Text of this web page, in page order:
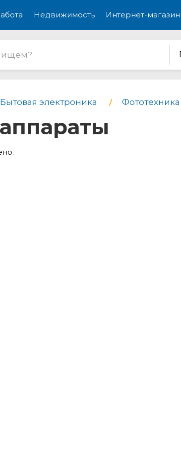
Недвижимость Интернет-магазин
Бытовая электроника Фототехника